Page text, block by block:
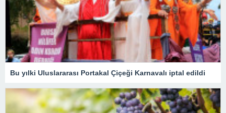
Bu yılki Uluslararası Portakal Çiçeği Karnavalı iptal edildi